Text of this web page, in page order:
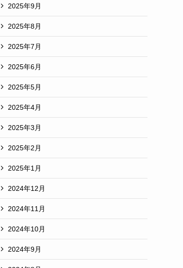
2025年9月
2025年8月
2025年7月
2025年6月
2025年5月
2025年4月
2025年3月
2025年2月
2025年1月
2024年12月
2024年11月
2024年10月
2024年9月